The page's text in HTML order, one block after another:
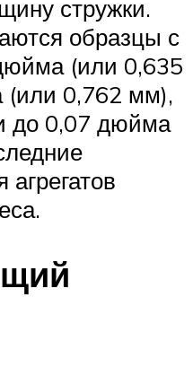
стружки.
образцы с
(или 0,635
0,762 мм),
до 0,07 дюйма